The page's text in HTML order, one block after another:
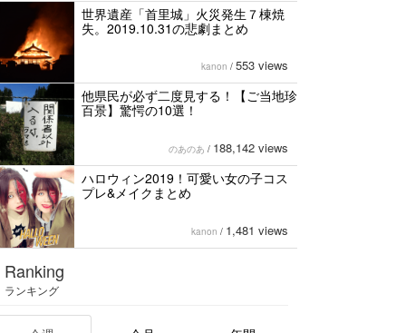
世界遺産「首里城」火災発生７棟焼
失。2019.10.31の悲劇まとめ
kanon / 553 views
他県民が必ず二度見する！【ご当地珍
百景】驚愕の10選！
のあのあ / 188,142 views
ハロウィン2019！可愛い女の子コス
プレ&メイクまとめ
kanon / 1,481 views
Ranking
ランキング